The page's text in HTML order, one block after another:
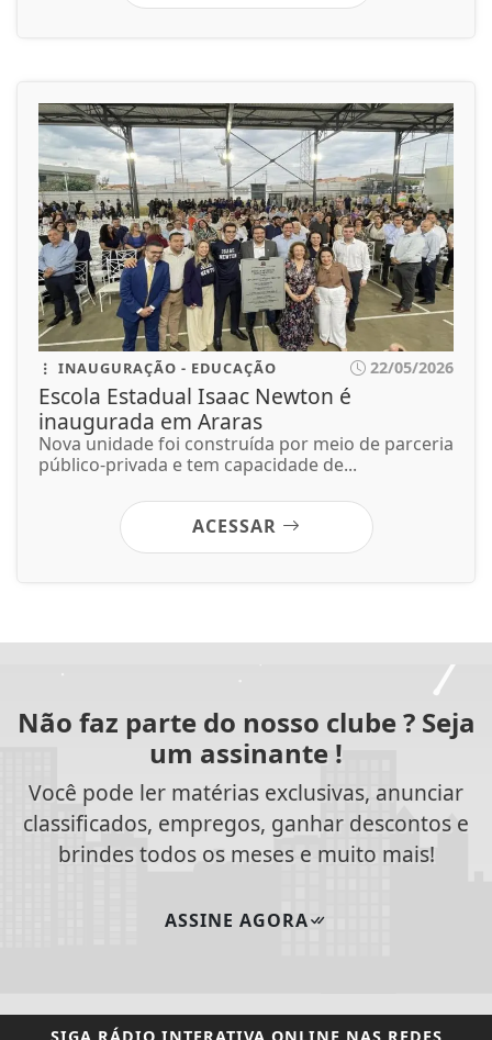
INAUGURAÇÃO - EDUCAÇÃO 22/05/2026
Escola Estadual Isaac Newton é
inaugurada em Araras
Nova unidade foi construída por meio de parceria
público-privada e tem capacidade de...
ACESSAR
Não faz parte do nosso clube ? Seja
um assinante !
Você pode ler matérias exclusivas, anunciar
classificados, empregos, ganhar descontos e
brindes todos os meses e muito mais!
ASSINE AGORA